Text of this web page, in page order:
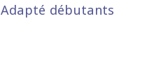
Adapté débutants